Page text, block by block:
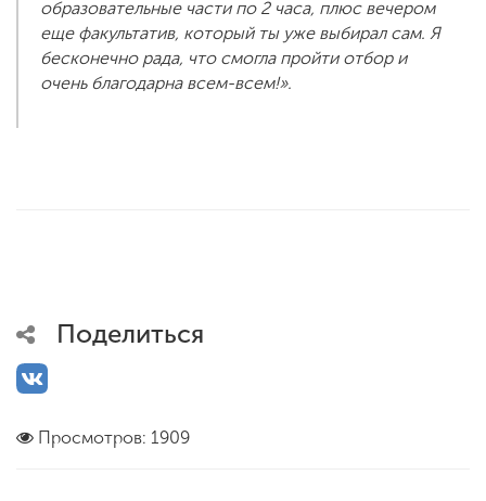
образовательные части по 2 часа, плюс вечером
еще факультатив, который ты уже выбирал сам. Я
бесконечно рада, что смогла пройти отбор и
очень благодарна всем-всем!».
Поделиться
Просмотров: 1909